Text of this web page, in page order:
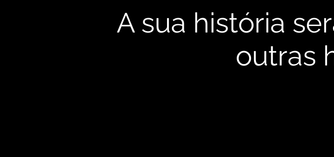
A sua história
outras